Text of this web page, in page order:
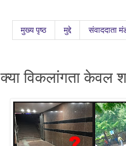
मुख्य पृष्ठ मुद्दे संवाददाता
क्या विकलांगता केवल